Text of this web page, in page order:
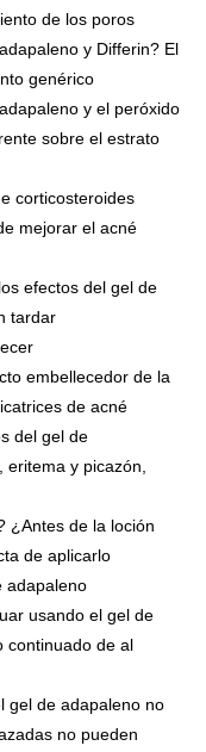
de los poros
y Differin? El
genérico
y el peróxido
sobre el estrato
corticosteroides
mejorar el acné
efectos del gel de
tardar
embellecedor de la
de acné
del gel de
y picazón,
¿Antes de la loción
de aplicarlo
adapaleno
usando el gel de
continuado de al
gel de adapaleno no
no pueden